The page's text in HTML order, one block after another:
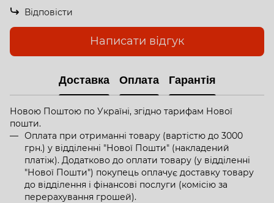
Відповісти
Написати відгук
Доставка Оплата Гарантія
Новою Поштою по Україні, згідно тарифам Нової
пошти.
Оплата при отриманні товару (вартістю до 3000
грн.) у відділенні "Нової Пошти" (накладений
платіж). Додатково до оплати товару (у відділенні
"Нової Пошти") покупець оплачує доставку товару
до відділення і фінансові послуги (комісію за
перерахування грошей).